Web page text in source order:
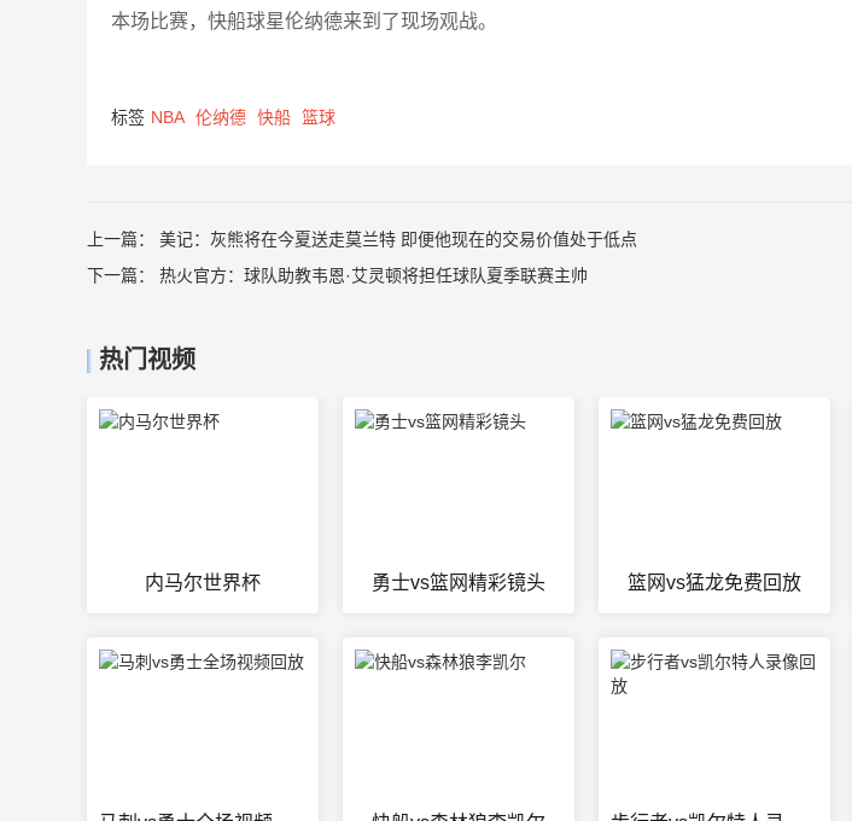
本场比赛，快船球星伦纳德来到了现场观战。
标签 NBA 伦纳德 快船 篮球
上一篇： 美记：灰熊将在今夏送走莫兰特 即便他现在的交易价值处于低点
下一篇： 热火官方：球队助教韦恩·艾灵顿将担任球队夏季联赛主帅
热门视频
内马尔世界杯 勇士vs篮网精彩镜头 篮网vs猛龙免费回放